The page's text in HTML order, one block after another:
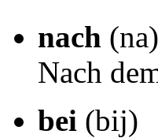
nach (na)
Nach
bei (bij)